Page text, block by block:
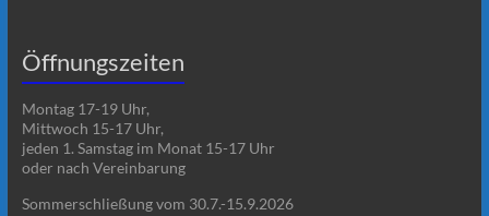
Öffnungszeiten
Montag 17-19 Uhr,
Mittwoch 15-17 Uhr,
jeden 1. Samstag im Monat 15-17 Uhr
oder nach Vereinbarung
Sommerschließung vom 30.7.-15.9.2026